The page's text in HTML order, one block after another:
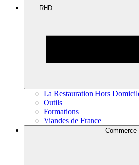
RHD
La Restauration Hors
Outils
Formations
Viandes de France
Commerce